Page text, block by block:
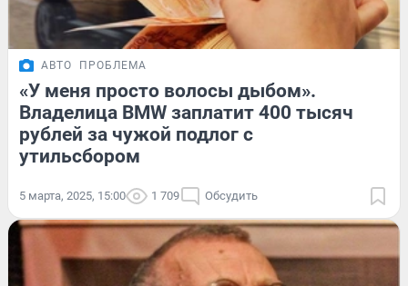
АВТО ПРОБЛЕМА
«У меня просто волосы дыбом».
Владелица BMW заплатит 400 тысяч
рублей за чужой подлог с
утильсбором
5 марта, 2025, 15:00 1 709 Обсудить